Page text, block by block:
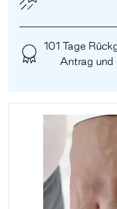
101 Tage
Antrag und